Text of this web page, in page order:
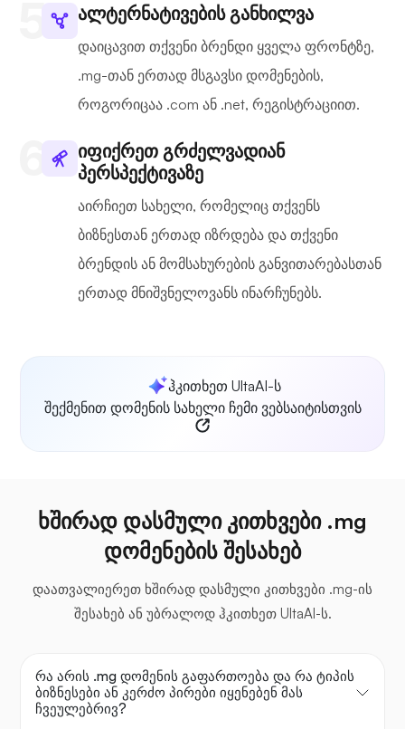
ალტერნატივების განხილვა
დაიცავით თქვენი ბრენდი ყველა ფრონტზე,
.mg-თან ერთად მსგავსი დომენების,
როგორიცაა .com ან .net, რეგისტრაციით.
იფიქრეთ გრძელვადიან
პერსპექტივაზე
აირჩიეთ სახელი, რომელიც თქვენს
ბიზნესთან ერთად იზრდება და თქვენი
ბრენდის ან მომსახურების განვითარებასთან
ერთად მნიშვნელოვანს ინარჩუნებს.
ჰკითხეთ UltaAI-ს
შექმენით დომენის სახელი ჩემი ვებსაიტისთვის
ხშირად დასმული კითხვები .mg
დომენების შესახებ
დაათვალიერეთ ხშირად დასმული კითხვები .mg-ის
შესახებ ან უბრალოდ ჰკითხეთ UltaAI-ს.
რა არის .mg დომენის გაფართოება და რა ტიპის
ბიზნესები ან კერძო პირები იყენებენ მას
ჩვეულებრივ?